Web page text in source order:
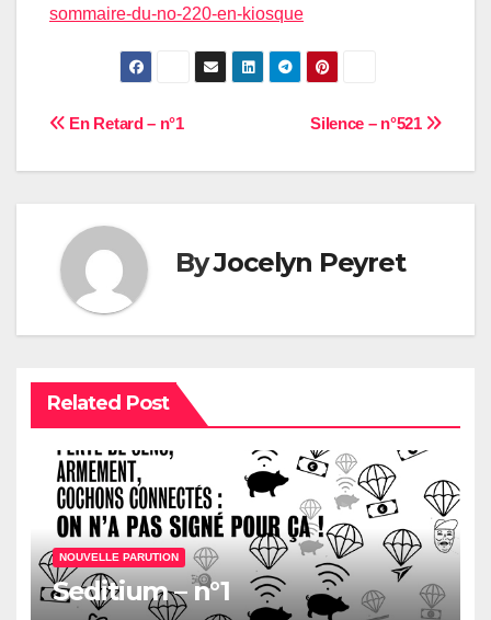
sommaire-du-no-220-en-kiosque
Navigation
de
l’article
Silence – n°521
En Retard – n°1
ByJocelyn Peyret
Related Post
NOUVELLE PARUTION
Seditium – n°1